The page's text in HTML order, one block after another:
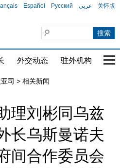
Español Русский عربي 关怀版
外交动态 驻外机构 国
司 > 相关新闻
理刘彬同乌兹
长乌斯曼诺夫
间合作委员会